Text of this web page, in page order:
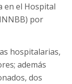
en el Hospital
por
hospitalarias,
además
dos